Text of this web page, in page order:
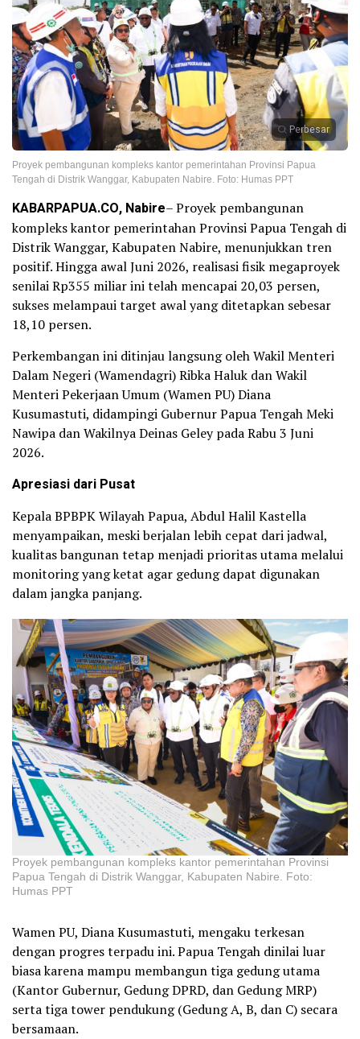
Perbesar
Proyek pembangunan kompleks kantor pemerintahan Provinsi Papua
Tengah di Distrik Wanggar, Kabupaten Nabire. Foto: Humas PPT
KABARPAPUA.CO, Nabire– Proyek pembangunan
kompleks kantor pemerintahan Provinsi Papua Tengah di
Distrik Wanggar, Kabupaten Nabire, menunjukkan tren
positif. Hingga awal Juni 2026, realisasi fisik megaproyek
senilai Rp355 miliar ini telah mencapai 20,03 persen,
sukses melampaui target awal yang ditetapkan sebesar
18,10 persen.
Perkembangan ini ditinjau langsung oleh Wakil Menteri
Dalam Negeri (Wamendagri) Ribka Haluk dan Wakil
Menteri Pekerjaan Umum (Wamen PU) Diana
Kusumastuti, didampingi Gubernur Papua Tengah Meki
Nawipa dan Wakilnya Deinas Geley pada Rabu 3 Juni
2026.
Apresiasi dari Pusat
Kepala BPBPK Wilayah Papua, Abdul Halil Kastella
menyampaikan, meski berjalan lebih cepat dari jadwal,
kualitas bangunan tetap menjadi prioritas utama melalui
monitoring yang ketat agar gedung dapat digunakan
dalam jangka panjang.
Proyek pembangunan kompleks kantor pemerintahan Provinsi
Papua Tengah di Distrik Wanggar, Kabupaten Nabire. Foto:
Humas PPT
Wamen PU, Diana Kusumastuti, mengaku terkesan
dengan progres terpadu ini. Papua Tengah dinilai luar
biasa karena mampu membangun tiga gedung utama
(Kantor Gubernur, Gedung DPRD, dan Gedung MRP)
serta tiga tower pendukung (Gedung A, B, dan C) secara
bersamaan.